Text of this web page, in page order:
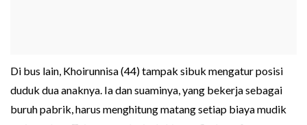
Di bus lain, Khoirunnisa (44) tampak sibuk mengatur posisi
duduk dua anaknya. Ia dan suaminya, yang bekerja sebagai
buruh pabrik, harus menghitung matang setiap biaya mudik